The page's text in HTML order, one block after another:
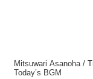
Mitsuwari Asanoha /
Today’s BGM